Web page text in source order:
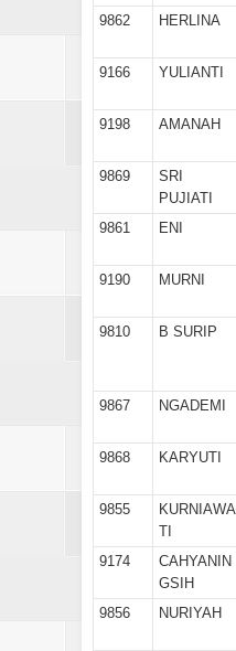
9862
HERLINA
9166
YULIANTI
9198
AMANAH
9869
SRI
PUJIATI
9861
ENI
9190
MURNI
9810
B SURIP
9867
NGADEMI
9868
KARYUTI
9855
KURNIAWA
TI
9174
CAHYANIN
GSIH
9856
NURIYAH